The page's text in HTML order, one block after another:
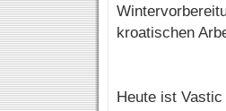
kroatischen
Heute ist